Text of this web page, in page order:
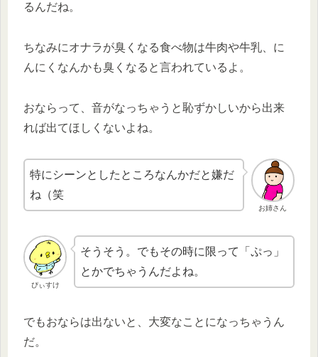
るんだね。
ちなみにオナラが臭くなる食べ物は牛肉や牛乳、に
んにくなんかも臭くなると言われているよ。
おならって、音がなっちゃうと恥ずかしいから出来
れば出てほしくないよね。
お姉さん
特にシーンとしたところなんかだと嫌だ
ね（笑
ぴぃすけ
そうそう。でもその時に限って「ぷっ」
とかでちゃうんだよね。
でもおならは出ないと、大変なことになっちゃうん
だ。